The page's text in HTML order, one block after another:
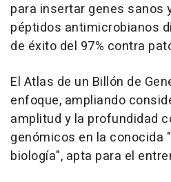
para insertar genes sanos
péptidos antimicrobianos
de éxito del 97% contra
El Atlas de un Billón de
enfoque, ampliando
amplitud y la profundidad
genómicos en la conocida
biología", apta para el